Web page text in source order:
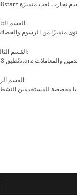
القسم الثاني:
القسم الثالث:
القسم الرابع: